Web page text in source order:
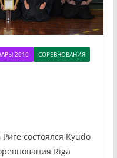
2010
СОРЕВНОВАНИЯ
состоялся Kyudo
Riga